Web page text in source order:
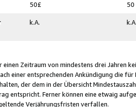
50£ 50
k.A.
Zeitraum von mindestens drei Jahren
einer entsprechenden Ankündigung die
der dem in der Übersicht
entspricht. Ferner können eine etwaig
Verjährungsfristen verfallen.